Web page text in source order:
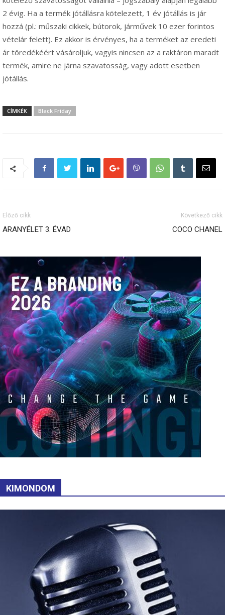
2 évig. Ha a termék jótállásra kötelezett, 1 év jótállás is jár
hozzá (pl.: műszaki cikkek, bútorok, járművek 10 ezer forintos
vételár felett). Ez akkor is érvényes, ha a terméket az eredeti
ár töredékéért vásároljuk, vagyis nincsen az a raktáron maradt
termék, amire ne járna szavatosság, vagy adott esetben
jótállás.
CÍMKÉK Black Friday
Előző cikk
ARANYÉLET 3. ÉVAD
Következő cikk
COCO CHANEL
KIMONDOM